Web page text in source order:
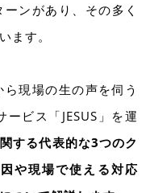
ンがあり、その多く
ます。
現場の生の声を伺う
ビス「JESUS」を運
する代表的な3つのク
や現場で使える対応